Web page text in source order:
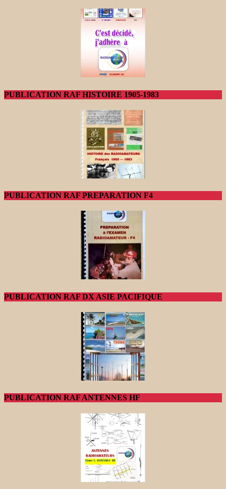
PUBLICATION RAF HISTOIRE 1905-1983
PUBLICATION RAF PREPARATION F4
PUBLICATION RAF DX ASIE PACIFIQUE
PUBLICATION RAF ANTENNES HF